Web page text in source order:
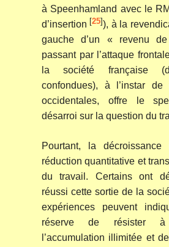
à Speenhamland avec le
d’insertion [25]), à la
gauche d’un « revenu
passant par l’attaque
la société française
confondues), à l’instar
occidentales, offre le
désarroi sur la question du
Pourtant, la
réduction quantitative et
du travail. Certains ont
réussi cette sortie de la
expériences peuvent
réserve de résister à
l’accumulation illimitée et